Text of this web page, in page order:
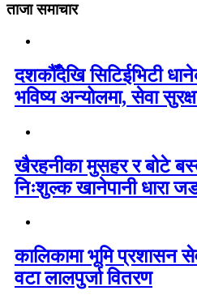
ताजा समाचार
दशकौँदेखि सिटिईभिटी
भविष्य अन्योलमा, सेवा
खैरहनीका मुसहर र बोटे
निःशुल्क खानेपानी धारा
कालिकामा भूमि प्रशासन
वटा लालपुर्जा वितरण